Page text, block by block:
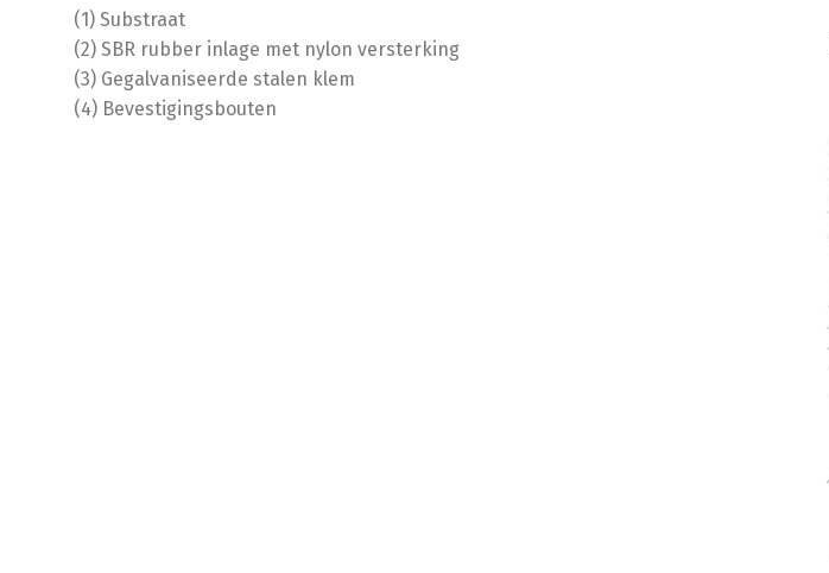
(1) Substraat
(2) SBR rubber inlage met nylon versterking
(3) Gegalvaniseerde stalen klem
(4) Bevestigingsbouten